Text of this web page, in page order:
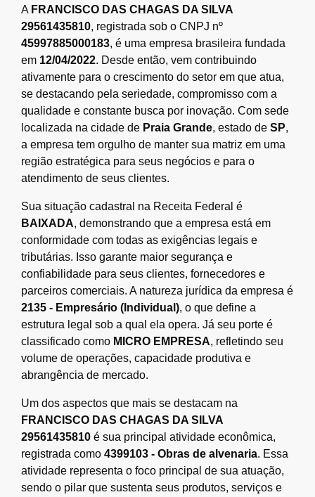
A FRANCISCO DAS CHAGAS DA SILVA
29561435810, registrada sob o CNPJ nº
45997885000183, é uma empresa brasileira fundada
em 12/04/2022. Desde então, vem contribuindo
ativamente para o crescimento do setor em que atua,
se destacando pela seriedade, compromisso com a
qualidade e constante busca por inovação. Com sede
localizada na cidade de Praia Grande, estado de SP,
a empresa tem orgulho de manter sua matriz em uma
região estratégica para seus negócios e para o
atendimento de seus clientes.
Sua situação cadastral na Receita Federal é
BAIXADA, demonstrando que a empresa está em
conformidade com todas as exigências legais e
tributárias. Isso garante maior segurança e
confiabilidade para seus clientes, fornecedores e
parceiros comerciais. A natureza jurídica da empresa é
2135 - Empresário (Individual), o que define a
estrutura legal sob a qual ela opera. Já seu porte é
classificado como MICRO EMPRESA, refletindo seu
volume de operações, capacidade produtiva e
abrangência de mercado.
Um dos aspectos que mais se destacam na
FRANCISCO DAS CHAGAS DA SILVA
29561435810 é sua principal atividade econômica,
registrada como 4399103 - Obras de alvenaria. Essa
atividade representa o foco principal de sua atuação,
sendo o pilar que sustenta seus produtos, serviços e